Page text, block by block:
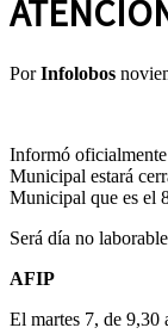
PorInfolobos
Informó
Municipal estará
Municipal que es el
Será día no
AFIP
El martes 7, de 9,30